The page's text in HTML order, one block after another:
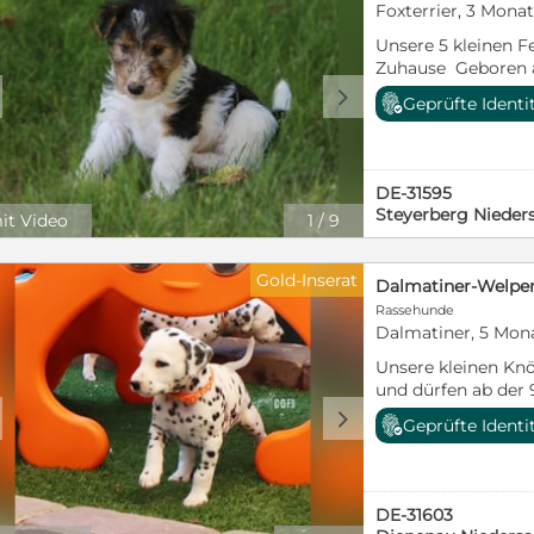
1 /9
d
Video
Foxterrier, 3
Unsere 5 kleinen
Zuhause Geboren
Mädchen und 4
Rocco Sie
Auszug sind sie:
mit EU-
dürfen ab sofort
uns vor Ort und
kennengelernt
Geprüfte
DE-31595
Steyerberg
d
Gold-Inserat
Rassehunde
Dalmatiner, 5
Unsere kleinen
und dürfen ab der
ihre neuen
sie liebevoll im
ihren zukünftigen
weiß-schwarze
Geprüfte
DE-31603